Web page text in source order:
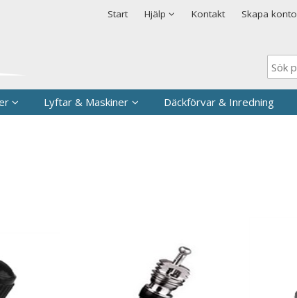
Start Hjälp
Säkerhet & Cookies Kontakt Skapa konto
Lösenord*
Kom ihåg mig
Lyftar & Maskiner Däckförvar & Inredning